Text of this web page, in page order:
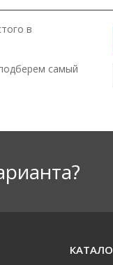
в
самый